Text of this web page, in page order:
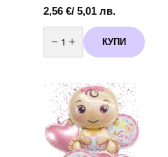
2,56 €/ 5,01 лв.
количество
за
Фолиев
балон
розов
92
см
КУПИ